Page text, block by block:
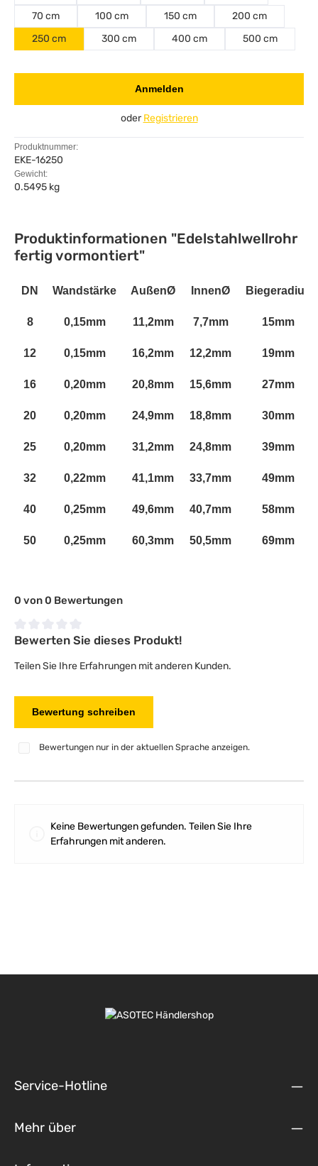
70 cm
100 cm 150 cm
200 cm
250 cm
300 cm 400 cm 500 cm
Anmelden
oderRegistrieren
Produktnummer:
EKE-16250
Gewicht:
0.5495 kg
Produktinformationen "Edelstahlwellrohr
fertig vormontiert"
DN Wandstärke AußenØ InnenØ Biegeradius
8 0,15mm 11,2mm 7,7mm 15mm
12 0,15mm 16,2mm 12,2mm 19mm
16 0,20mm 20,8mm 15,6mm 27mm
20 0,20mm 24,9mm 18,8mm 30mm
25 0,20mm 31,2mm 24,8mm 39mm
32 0,22mm 41,1mm 33,7mm 49mm
40 0,25mm 49,6mm 40,7mm 58mm
50 0,25mm 60,3mm 50,5mm 69mm
0 von 0 Bewertungen
Durchschnittliche Bewertung von 0 von 5 Sternen
Bewerten Sie dieses Produkt!
Teilen Sie Ihre Erfahrungen mit anderen Kunden.
Bewertung schreiben
Bewertungen nur in der aktuellen Sprache anzeigen.
Keine Bewertungen gefunden. Teilen Sie Ihre
Erfahrungen mit anderen.
Service-Hotline
Mehr über